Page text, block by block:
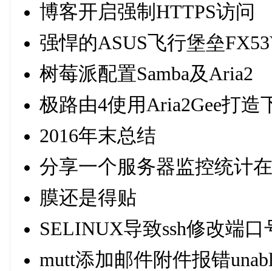
博客开启强制HTTPS访问
强悍的ASUS飞行堡垒
树莓派配置Samba及Aria2
极路由4使用Aria2Gee打造
2016年末总结
分享一个服务器监控统计
膜还是得贴
SELINUX导致ssh修改端口
mutt添加邮件附件报错